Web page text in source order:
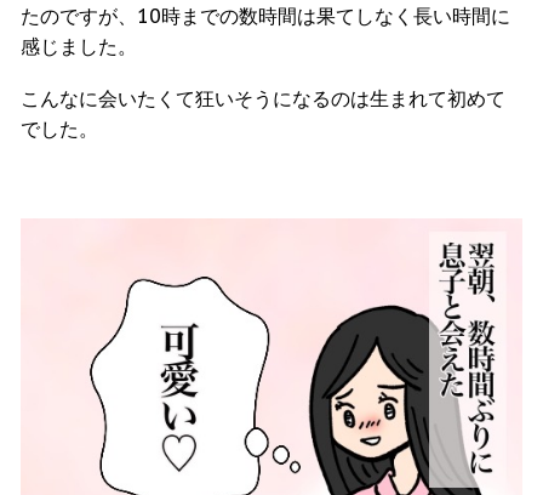
たのですが、10時までの数時間は果てしなく長い時間に
感じました。
こんなに会いたくて狂いそうになるのは生まれて初めて
でした。